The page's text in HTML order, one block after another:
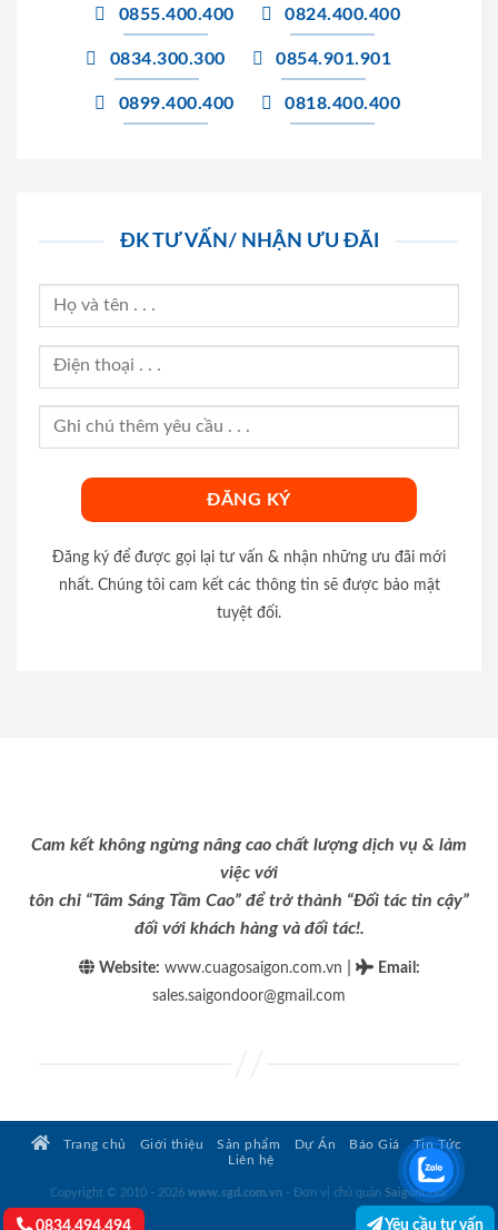
0855.400.400 0824.400.400
0834.300.300 0854.901.901
0899.400.400 0818.400.400
ĐK TƯ VẤN/ NHẬN ƯU ĐÃI
Đăng ký để được gọi lại tư vấn & nhận những ưu đãi mới
nhất. Chúng tôi cam kết các thông tin sẽ được bảo mật
tuyệt đối.
Cam kết không ngừng nâng cao chất lượng dịch vụ & làm
việc với
tôn chỉ “Tâm Sáng Tầm Cao” để trở thành “Đối tác tin cậy”
đối với khách hàng và đối tác!.
Website: www.cuagosaigon.com.vn Email :
sales.saigondoor@gmail.com
Trang chủ Giới thiệu Sản phẩm Dự Án Báo Giá
Tin Tức
Liên hệ
Copyright © 2010 - 2026 www.sgd.com.vn - Đơn vị chủ quản SaigonDoor
0834.494.494 Yêu cầu tư vấn